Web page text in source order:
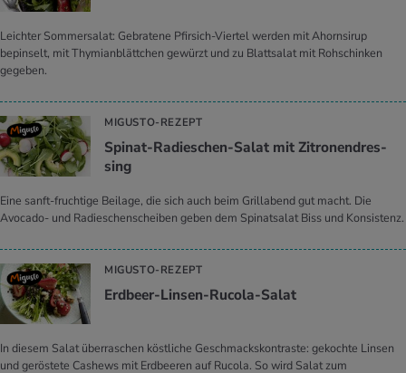
Leichter Sommersalat: Gebratene Pfirsich-Viertel werden mit Ahornsirup
bepinselt, mit Thymianblättchen gewürzt und zu Blattsalat mit Rohschinken
gegeben.
MIGUSTO-REZEPT
Spi­nat-Ra­dies­chen-Salat mit Zi­tro­nen­dres­
sing
Eine sanft-fruchtige Beilage, die sich auch beim Grillabend gut macht. Die
Avocado- und Radieschenscheiben geben dem Spinatsalat Biss und Konsistenz.
MIGUSTO-REZEPT
Erd­beer-Lin­sen-Ru­co­la-Salat
In diesem Salat überraschen köstliche Geschmackskontraste: gekochte Linsen
und geröstete Cashews mit Erdbeeren auf Rucola. So wird Salat zum